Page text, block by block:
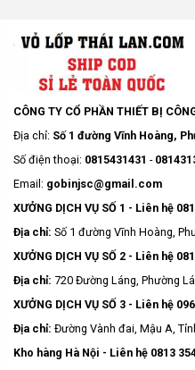
CÔNG TY CỔ PHẦN THIẾT BỊ
Địa chỉ: Số 1 đường Vĩnh Hoàng,
Số điện thoại: 0815431431 -
Email: gobinjsc@gmail.com
XƯỞNG DỊCH VỤ SỐ 1 - Liên hệ
Địa chỉ: Số 1 đường Vĩnh Hoàng,
XƯỞNG DỊCH VỤ SỐ 2 - Liên hệ
Địa chỉ: 720 Đường Láng, Phường
XƯỞNG DỊCH VỤ SỐ 3 - Liên hệ
Địa chỉ: Đường Vành đai, Mậu A,
Kho hàng Hà Nội - Liên hệ 0813